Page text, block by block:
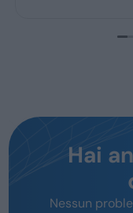
Hai
Nessun